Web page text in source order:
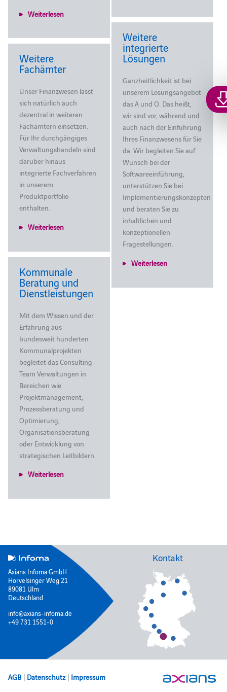
Weiterlesen
Weitere
integrierte
Lösungen
Ganzheitlichkeit ist bei
unserem Lösungsangebot
das A und O. Das heißt,
wir sind vor, während und
auch nach der Einführung
Ihres Finanzwesens für Sie
da. Wir begleiten Sie auf
Wunsch bei der
Softwareeinführung,
unterstützen Sie bei
Implementierungskonzepten
und beraten Sie zu
inhaltlichen und
konzeptionellen
Fragestellungen.
Weiterlesen
Weitere
Fachämter
Unser Finanzwesen lässt
sich natürlich auch
dezentral in weiteren
Fachämtern einsetzen.
Für Ihr durchgängiges
Verwaltungshandeln sind
darüber hinaus
integrierte Fachverfahren
in unserem
Produktportfolio
enthalten.
Weiterlesen
Kommunale
Beratung und
Dienstleistungen
Mit dem Wissen und der
Erfahrung aus
bundesweit hunderten
Kommunalprojekten
begleitet das Consulting-
Team Verwaltungen in
Bereichen wie
Projektmanagement,
Prozessberatung und
Optimierung,
Organisationsberatung
oder Entwicklung von
strategischen Leitbildern.
Weiterlesen
Axians Infoma GmbH
Hörvelsinger Weg 21
89081 Ulm
Deutschland
info@axians-infoma.de
+49 731 1551-0
Kontakt
AGB | Datenschutz | Impressum